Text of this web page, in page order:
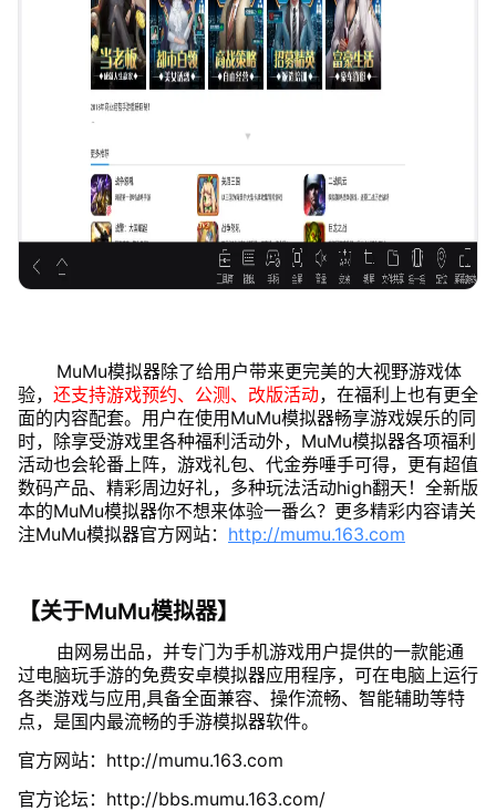
MuMu模拟器除了给用户带来更完美的大视野游戏体
验， 还支持游戏预约、公测、改版活动，在福利上也有更全
面的内容配套。用户在使用MuMu模拟器畅享游戏娱乐的同
时，除享受游戏里各种福利活动外，MuMu模拟器各项福利
活动也会轮番上阵，游戏礼包、代金券唾手可得，更有超值
数码产品、精彩周边好礼，多种玩法活动high翻天！全新版
本的MuMu模拟器你不想来体验一番么？更多精彩内容请关
注MuMu模拟器官方网站： http://mumu.163.com
【关于MuMu模拟器】
由网易出品，并专门为手机游戏用户提供的一款能通
过电脑玩手游的免费安卓模拟器应用程序，可在电脑上运行
各类游戏与应用,具备全面兼容、操作流畅、智能辅助等特
点，是国内最流畅的手游模拟器软件。
官方网站：http://mumu.163.com
官方论坛：http://bbs.mumu.163.com/